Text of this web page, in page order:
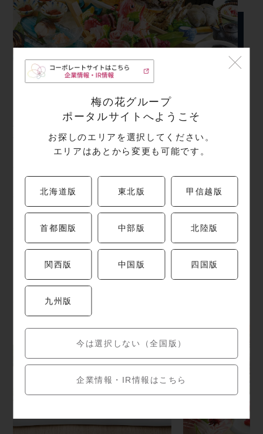
梅の花グループ
ポータルサイトへようこそ
お探しのエリアを選択してください。
エリアはあとから変更も可能です。
北海道版 東北版 甲信越版
首都圏版 中部版 北陸版
関西版 中国版 四国版
九州版
今は選択しない（全国版）
企業情報・IR情報はこちら
「魚がイチバン」では、厳選した“市場直送”の新
鮮な魚介を中心に、 旬の味覚を活かした料理をご
提供しています。
季節ごとの食材をふんだんに使ったお料理は、
ランチには、定食ならではのバランスの取れたお
得なメニューも人気です。
新鮮さと美味しさにこだわった
「魚がイチバン」
の味を、ぜひご堪能ください。